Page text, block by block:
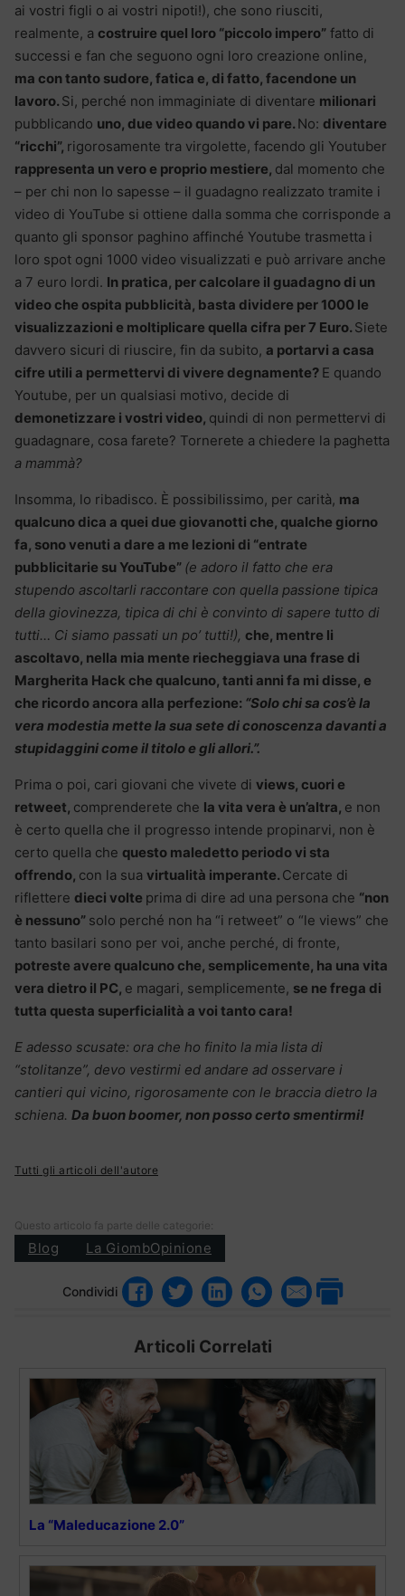
ai vostri figli o ai vostri nipoti!), che sono riusciti,
realmente, a costruire quel loro “piccolo impero” fatto di
successi e fan che seguono ogni loro creazione online,
ma con tanto sudore, fatica e, di fatto, facendone un
lavoro. Si, perché non immaginiate di diventare milionari
pubblicando uno, due video quando vi pare. No: diventare
“ricchi”, rigorosamente tra virgolette, facendo gli Youtuber
rappresenta un vero e proprio mestiere, dal momento che
– per chi non lo sapesse – il guadagno realizzato tramite i
video di YouTube si ottiene dalla somma che corrisponde a
quanto gli sponsor paghino affinché Youtube trasmetta i
loro spot ogni 1000 video visualizzati e può arrivare anche
a 7 euro lordi. In pratica, per calcolare il guadagno di un
video che ospita pubblicità, basta dividere per 1000 le
visualizzazioni e moltiplicare quella cifra per 7 Euro. Siete
davvero sicuri di riuscire, fin da subito, a portarvi a casa
cifre utili a permettervi di vivere degnamente? E quando
Youtube, per un qualsiasi motivo, decide di
demonetizzare i vostri video, quindi di non permettervi di
guadagnare, cosa farete? Tornerete a chiedere la paghetta
a mammà?
Insomma, lo ribadisco. È possibilissimo, per carità, ma
qualcuno dica a quei due giovanotti che, qualche giorno
fa, sono venuti a dare a me lezioni di “entrate
pubblicitarie su YouTube” (e adoro il fatto che era
stupendo ascoltarli raccontare con quella passione tipica
della giovinezza, tipica di chi è convinto di sapere tutto di
tutti… Ci siamo passati un po’ tutti!), che, mentre li
ascoltavo, nella mia mente riecheggiava una frase di
Margherita Hack che qualcuno, tanti anni fa mi disse, e
che ricordo ancora alla perfezione: “Solo chi sa cos’è la
vera modestia mette la sua sete di conoscenza davanti a
stupidaggini come il titolo e gli allori.”.
Prima o poi, cari giovani che vivete di views, cuori e
retweet, comprenderete che la vita vera è un’altra, e non
è certo quella che il progresso intende propinarvi, non è
certo quella che questo maledetto periodo vi sta
offrendo, con la sua virtualità imperante. Cercate di
riflettere dieci volte prima di dire ad una persona che “non
è nessuno” solo perché non ha “i retweet” o “le views” che
tanto basilari sono per voi, anche perché, di fronte,
potreste avere qualcuno che, semplicemente, ha una vita
vera dietro il PC, e magari, semplicemente, se ne frega di
tutta questa superficialità a voi tanto cara!
E adesso scusate: ora che ho finito la mia lista di
“stolitanze”, devo vestirmi ed andare ad osservare i
cantieri qui vicino, rigorosamente con le braccia dietro la
schiena. Da buon boomer, non posso certo smentirmi!
Tutti gli articoli dell'autore
Questo articolo fa parte delle categorie:
Blog La GiombOpinione
Condividi
Articoli Correlati
La “Maleducazione 2.0”